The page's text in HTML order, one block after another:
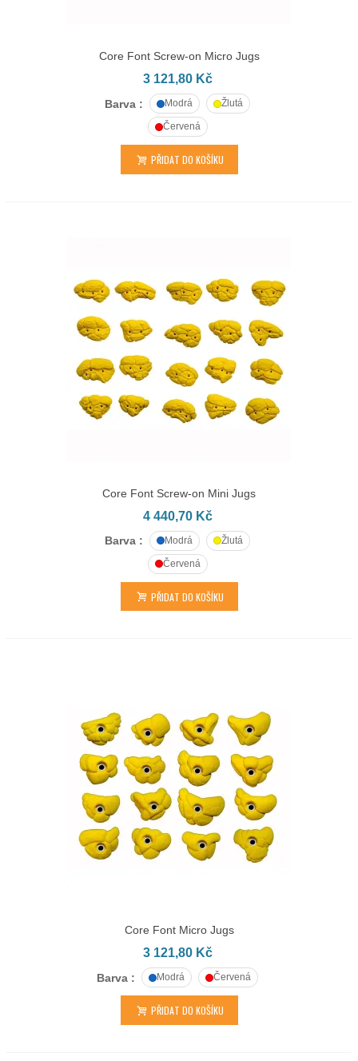
Core Font Screw-on Micro Jugs
3 121,80 Kč
Barva : Modrá Žlutá
Červená
PŘIDAT DO KOŠÍKU
Core Font Screw-on Mini Jugs
4 440,70 Kč
Barva : Modrá Žlutá
Červená
PŘIDAT DO KOŠÍKU
Core Font Micro Jugs
3 121,80 Kč
Barva : Modrá Červená
PŘIDAT DO KOŠÍKU